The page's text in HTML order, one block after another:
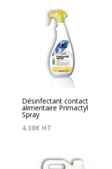
Désinfectant contact
alimentaire Primactyl
Spray
4.38€ HT